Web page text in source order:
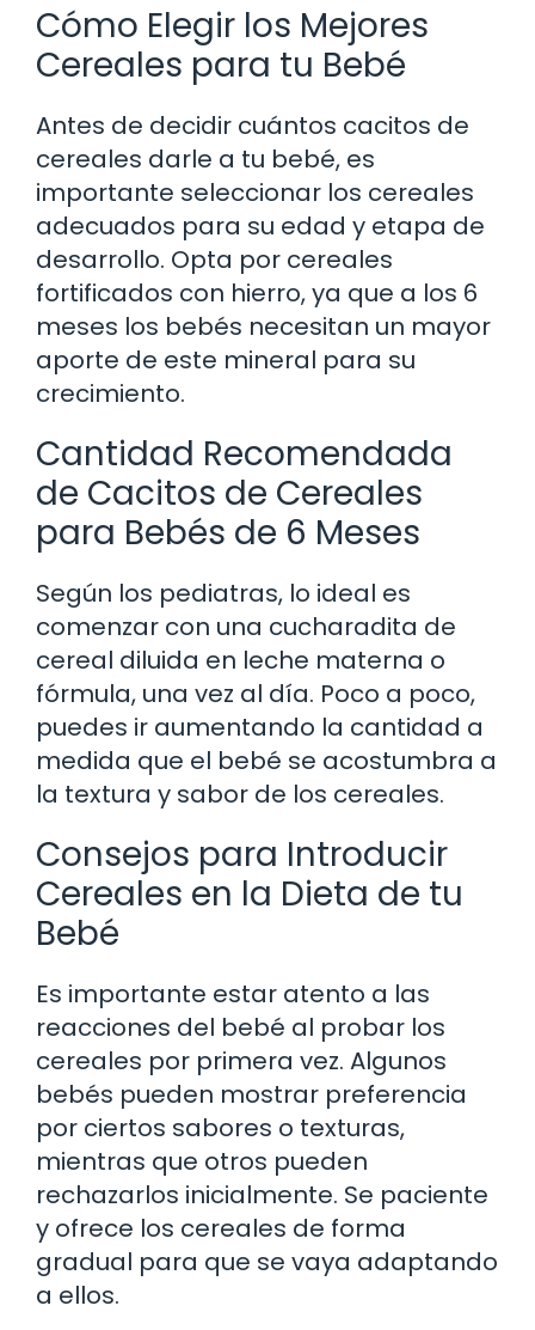
Cómo Elegir los Mejores
Cereales para tu Bebé
Antes de decidir cuántos cacitos de
cereales darle a tu bebé, es
importante seleccionar los cereales
adecuados para su edad y etapa de
desarrollo. Opta por cereales
fortificados con hierro, ya que a los 6
meses los bebés necesitan un mayor
aporte de este mineral para su
crecimiento.
Cantidad Recomendada
de Cacitos de Cereales
para Bebés de 6 Meses
Según los pediatras, lo ideal es
comenzar con una cucharadita de
cereal diluida en leche materna o
fórmula, una vez al día. Poco a poco,
puedes ir aumentando la cantidad a
medida que el bebé se acostumbra a
la textura y sabor de los cereales.
Consejos para Introducir
Cereales en la Dieta de tu
Bebé
Es importante estar atento a las
reacciones del bebé al probar los
cereales por primera vez. Algunos
bebés pueden mostrar preferencia
por ciertos sabores o texturas,
mientras que otros pueden
rechazarlos inicialmente. Se paciente
y ofrece los cereales de forma
gradual para que se vaya adaptando
a ellos.